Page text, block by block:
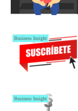
Business Insight
Business Insight